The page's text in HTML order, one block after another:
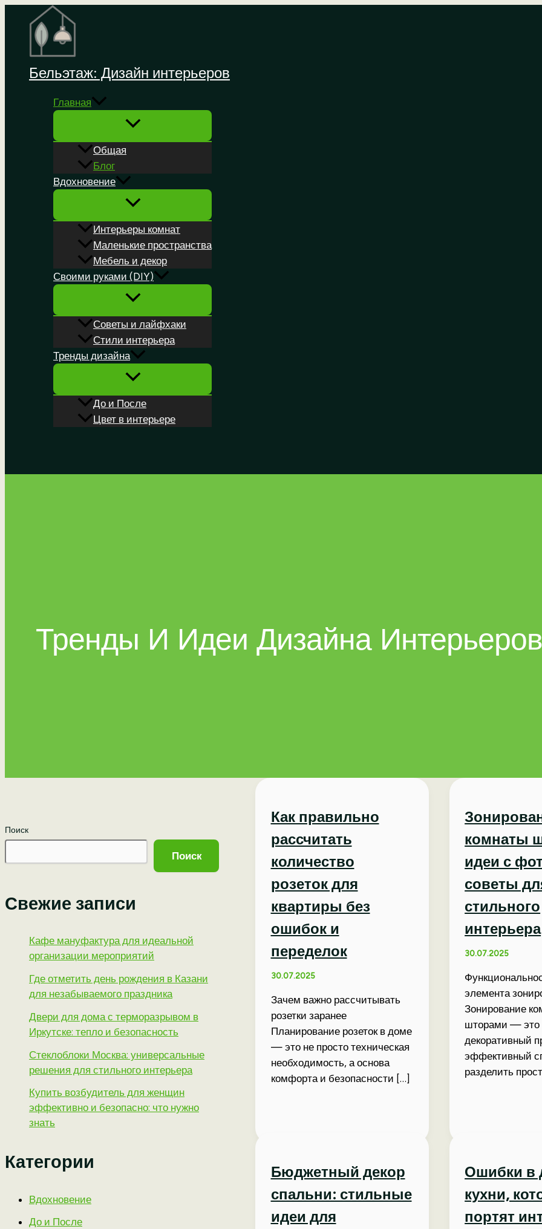
Перейти
содержимому
Бельэтаж: Дизайн интерьеров
Главная
Общая
Блог
Вдохновение
Интерьеры комнат
Маленькие пространства
Мебель и декор
Своими руками (DIY)
Советы и лайфхаки
Стили интерьера
Тренды дизайна
До и После
Цвет в интерьере
Тренды И Идеи Дизайна Интерьеров
Поиск
Поиск
Свежие записи
Кафе мануфактура для идеальной
организации мероприятий
Где отметить день рождения в Казани
для незабываемого праздника
Двери для дома с терморазрывом в
Иркутске: тепло и безопасность
Стеклоблоки Москва: универсальные
решения для стильного интерьера
Купить возбудитель для женщин
эффективно и безопасно: что нужно
знать
Категории
Вдохновение
До и После
Как правильно
рассчитать
количество
розеток для
квартиры без
ошибок и
переделок
30.07.2025
Зачем важно рассчитывать
розетки заранее
Планирование розеток в доме
— это не просто техническая
необходимость, а основа
комфорта и безопасности […]
комнаты
идеи с
советы
стильного
интерьера
30.07.2025
элемента
Зонирование
шторами — это
декоративный
эффективный
разделить
Бюджетный декор
спальни: стильные
идеи для
Ошибки в
кухни,
портят